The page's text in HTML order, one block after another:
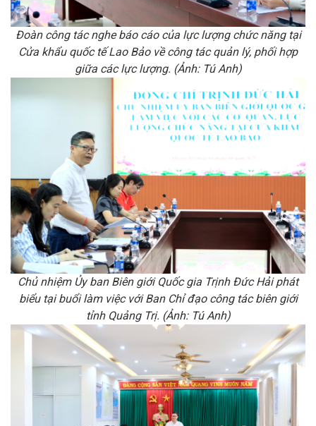
Đoàn công tác nghe báo cáo của lực lượng chức năng tại
Cửa khẩu quốc tế Lao Bảo về công tác quản lý, phối hợp
giữa các lực lượng. (Ảnh: Tú Anh)
Chủ nhiệm Ủy ban Biên giới Quốc gia Trịnh Đức Hải phát
biểu tại buổi làm việc với Ban Chỉ đạo công tác biên giới
tỉnh Quảng Trị. (Ảnh: Tú Anh)